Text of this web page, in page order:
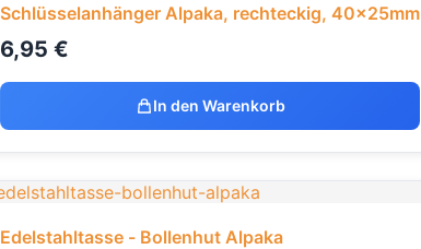
Schlüsselanhänger Alpaka, rechteckig, 40x25mm
6,95 €
In den Warenkorb
Edelstahltasse - Bollenhut Alpaka